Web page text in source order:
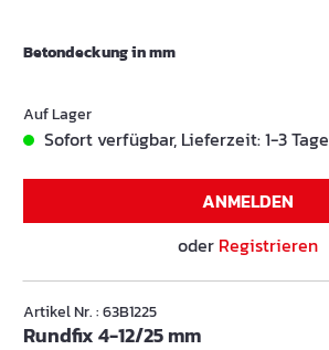
Betondeckung in mm
Auf Lager
Sofort verfügbar, Lieferzeit: 1-3 Tage
ANMELDEN
oder Registrieren
Artikel Nr. : 63B1225
Rundfix 4-12/25 mm